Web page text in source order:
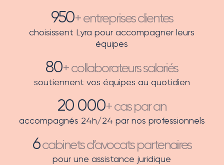
950+ entreprises clientes
choisissent Lyra pour accompagner leurs
équipes
80+ collaborateurs salariés
soutiennent vos équipes au quotidien
20 000+ cas par an
accompagnés 24h/24 par nos professionnels
6cabinets d’avocats partenaires
pour une assistance juridique